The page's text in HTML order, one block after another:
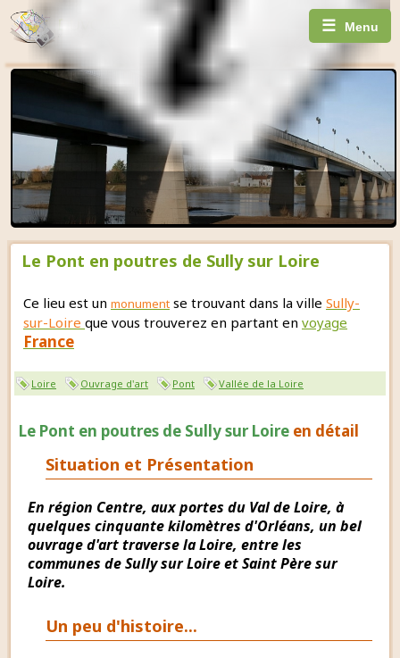
☰ Menu
Le Pont en poutres de Sully sur Loire
Ce lieu est un monument se trouvant dans la ville Sully-
sur-Loire que vous trouverez en partant en voyage
France
Loire Ouvrage d'art Pont Vallée de la Loire
Le Pont en poutres de Sully sur Loire en détail
Situation et Présentation
En région Centre, aux portes du Val de Loire, à
quelques cinquante kilomètres d'Orléans, un bel
ouvrage d'art traverse la Loire, entre les
communes de Sully sur Loire et Saint Père sur
Loire.
Un peu d'histoire...